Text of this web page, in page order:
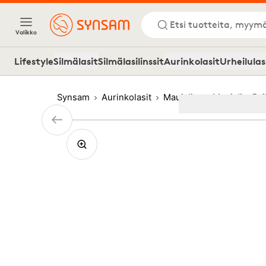
Valikko
Etsi tuotteita,
LifestyleSilmälasitSilmälasilinssitAurinkolasit
Synsam Aurinkolasit Maui Jim Maui Jim